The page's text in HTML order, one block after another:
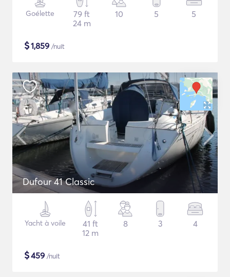
Goélette
79 ft
24 m
10 5 5
$1,859 /nuit
Dufour 41 Classic
Yacht à voile
41 ft
12 m
8 3 4
$459 /nuit